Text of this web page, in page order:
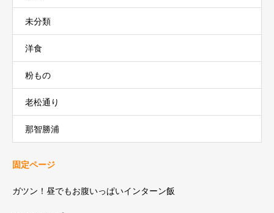
未分類
洋食
粉もの
老松通り
那智勝浦
固定ページ
ガツン！昼でもお腹いっぱいインターン飯